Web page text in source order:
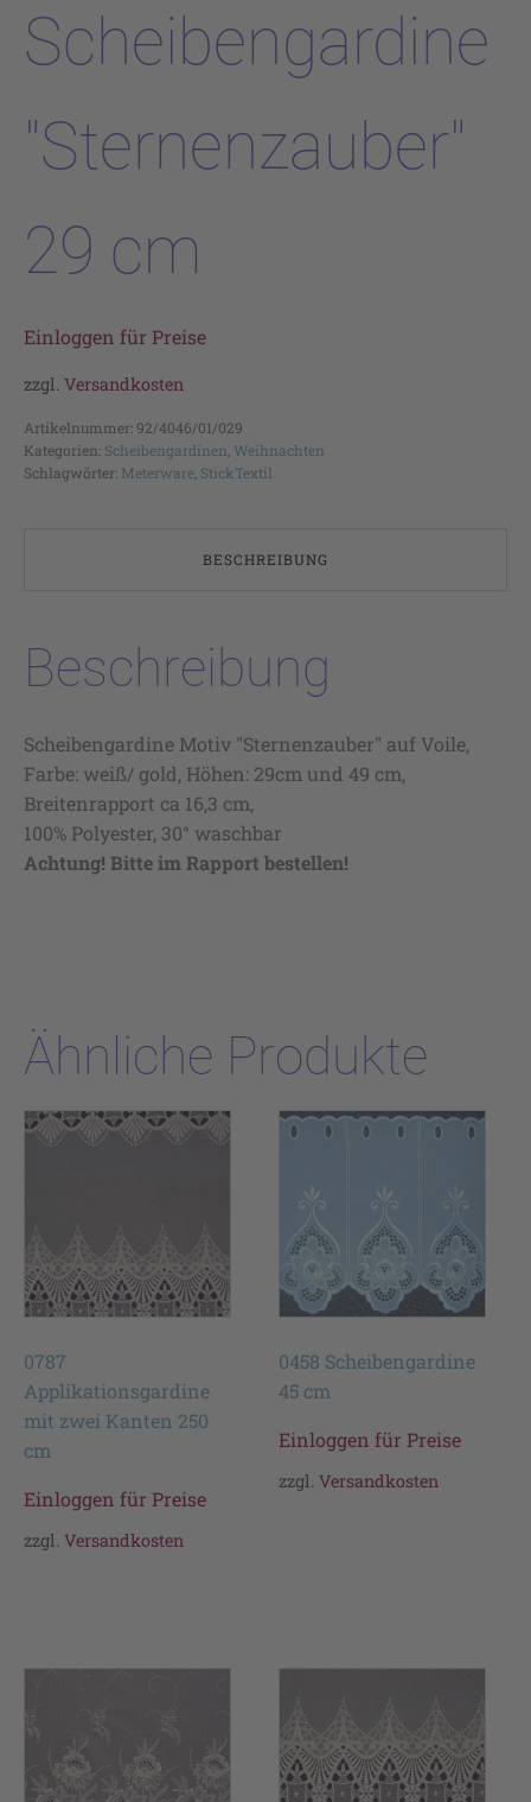
Scheibengardine
"Sternenzauber"
29 cm
Einloggen für Preise
zzgl. Versandkosten
Artikelnummer: 92/4046/01/029
Kategorien: Scheibengardinen Weihnachten
Schlagwörter: Meterware StickTextil
BESCHREIBUNG
Beschreibung
Scheibengardine Motiv "Sternenzauber" auf Voile,
Farbe: weiß/ gold, Höhen: 29cm und 49 cm,
Breitenrapport ca 16,3 cm,
100% Polyester, 30° waschbar
Achtung! Bitte im Rapport bestellen!
Ähnliche Produkte
0787
Applikationsgardine
mit zwei Kanten 250
cm
Einloggen für Preise
zzgl. Versandkosten
0458 Scheibengardine
45 cm
Einloggen für Preise
zzgl.Versandkosten